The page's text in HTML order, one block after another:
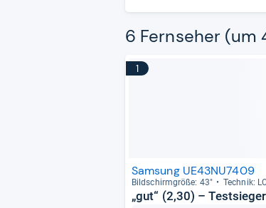
6 Fernseher (um
1
Samsung UE43NU7409
Bild­schirm­größe: 43" Tech­nik:
„gut“ (2,30) – Testsieger